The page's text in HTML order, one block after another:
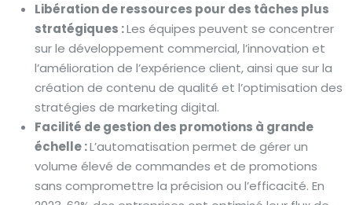
Libération de ressources pour des tâches plus
stratégiques :Les équipes peuvent se concentrer
sur le développement commercial, l’innovation et
l’amélioration de l’expérience client, ainsi que sur la
création de contenu de qualité et l’optimisation des
stratégies de marketing digital.
Facilité de gestion des promotions à grande
échelle :L’automatisation permet de gérer un
volume élevé de commandes et de promotions
sans compromettre la précision ou l’efficacité. En